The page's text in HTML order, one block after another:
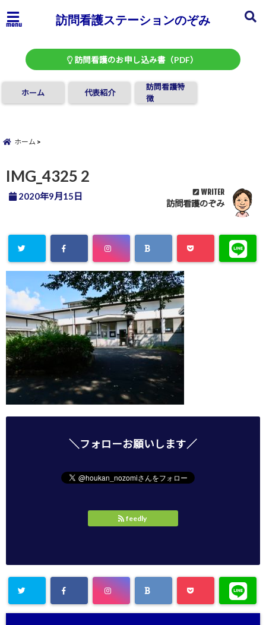
menu 訪問看護ステーションのぞみ
訪問看護のお申し込み書（PDF）
ホーム 代表紹介
訪問看護特
徴
ホーム
IMG_4325 2
2020年9月15日 WRITER
訪問看護のぞみ
＼フォローお願いします／
feedly